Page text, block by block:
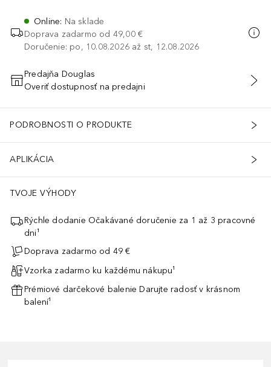
Online: Na sklade
Doprava zadarmo od 49,00 €
Doručenie: po, 10.08.2026 až st, 12.08.2026
PRIDAŤ DO KOŠÍKA
Predajňa Douglas
Overiť dostupnosť na predajni
PODROBNOSTI O PRODUKTE
APLIKÁCIA
TVOJE VÝHODY
Rýchle dodanie Očakávané doručenie za 1 až 3 pracovné
dni¹
Doprava zadarmo od 49 €
Vzorka zadarmo ku každému nákupu¹
Prémiové darčekové balenie Darujte radosť v krásnom
balení¹